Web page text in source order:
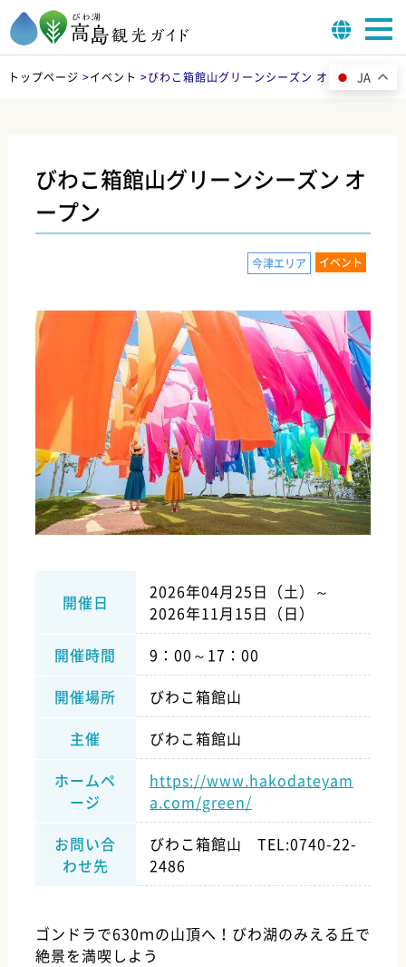
トップページ >イベント >びわこ箱館山グリーンシーズン オープン
びわこ箱館山グリーンシーズン オ
ープン
イベント
今津エリア
開催日
2026年04月25日（土）～
2026年11月15日（日）
開催時間
9：00～17：00
開催場所
びわこ箱館山
主催
びわこ箱館山
ホームペ
ージ
https://www.hakodateyam
a.com/green/
お問い合
わせ先
びわこ箱館山 TEL:0740-22-
2486
ゴンドラで630ｍの山頂へ！びわ湖のみえる丘で
絶景を満喫しよう
JA